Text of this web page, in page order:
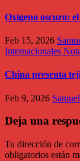
Oxígeno oscuro:
Feb 15, 2026
Internacionales
China presenta
Feb 9, 2026
Deja una
Tu dirección de
obligatorios están